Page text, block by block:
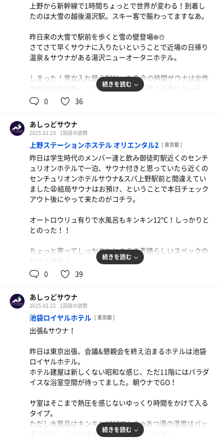
の気持ち良いサウナでした。
水風呂:1.5分×3
休憩:6分×2、8分
合計3セット
↓長岡駅前
上野から新幹線で1時間ちょっとで世界が変わる！到着し
たのは大雪の越後湯沢駅。スキー客で賑わってますなあ。
昨日来の大雪で駅前を歩くと雪の壁登場❄️☃️
さてさて早くサウナに入りたいということで近場の日帰り
温泉＆サウナがある湯沢ニューオータニホテル。
しまった！男女入れ替え制だった😩今の時間サウナは女性
側だけなのかあ。これはある意味雪の壁より高いハード
ル、サウナは断念して露天風呂で時間をかけてゆっくり身
体を温めました。
続きを読む
0 36
あしっどサウナ
2025.02.23 1回目の訪問
上野ステーションホステル オリエンタル2 [ 東京都 ]
昨日は学生時代のメンバー達と飲み御徒町駅近くのセンチ
ュリオンホテルで一泊、サウナ付きと思っていたら近くの
センチュリオンホテルサウナ&スパ上野駅前と間違えてい
ました😩結局サウナはお預け、ということで本日チェック
アウト後にやって来たのがコチラ。
オートロウリュ有りで水風呂もキンキン12℃！しっかりと
とのった！！
ちょっと寄ってしっかりととのえる素晴らしいスペックの
サウナ8分×2
水風呂:1分×2
休憩:6分×2
合計2セット
続きを読む
0 39
あしっどサウナ
2025.02.22 1回目の訪問
池袋ロイヤルホテル [ 東京都 ]
出張&サウナ！
昨日は東京出張、会議&懇親会を終え泊まるホテルは池袋
ロイヤルホテル。
ホテル建屋は新しくない昭和な感じ、ただ11階にはパラダ
イスな浴室空間が待ってました。朝ウナでGO！
サ室はそこまで熱圧を感じないゆっくり時間をかけて入る
タイプ。
ただし水風呂はキンキン12℃でした❄️あつ湯の温度はバッ
チリ45℃、これは温冷交代浴にもってこいだ！
続きを読む